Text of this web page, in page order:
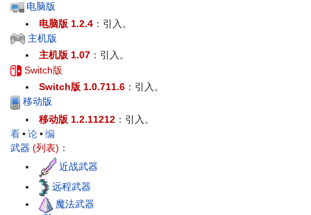
电脑版
电脑版 1.2.4 ：引入。
主机版
主机版 1.07 ：引入。
Switch版
Switch版 1.0.711.6 ：引入。
移动版
移动版 1.2.11212 ：引入。
看•论•编
武器 (列表) ：
近战武器
远程武器
魔法武器